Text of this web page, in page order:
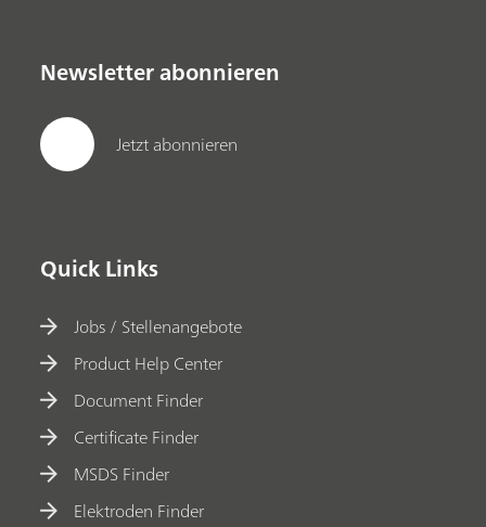
Newsletter abonnieren
Jetzt abonnieren
Quick Links
Jobs / Stellenangebote
Product Help Center
Document Finder
Certificate Finder
MSDS Finder
Elektroden Finder